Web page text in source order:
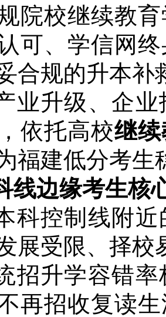
院校继续教
可、学信网
合规的升本补
业升级、企
依托高校继
福建低分考
线边缘考生核
科控制线附
展受限、择校
招升学容错
再招收复读